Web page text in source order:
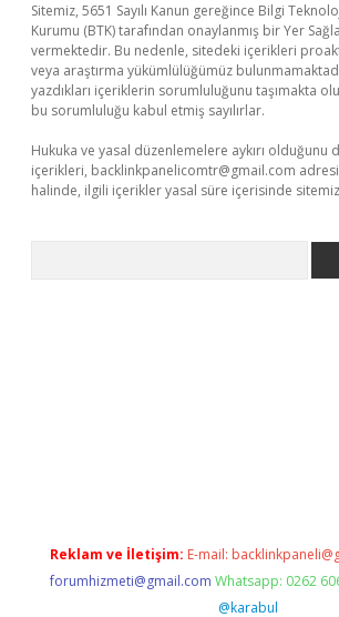
Sitemiz, 5651 Sayılı Kanun gereğince Bilgi
Kurumu (BTK) tarafından onaylanmış bir Yer
vermektedir. Bu nedenle, sitedeki içerikleri
veya araştırma yükümlülüğümüz
yazdıkları içeriklerin sorumluluğunu taşımakta
bu sorumluluğu kabul etmiş sayılırlar.
Hukuka ve yasal düzenlemelere aykırı olduğunu
içerikleri, backlinkpanelicomtr@gmail.com
halinde, ilgili içerikler yasal süre içerisinde
Reklam ve İletişim: E-mail:
forumhizmeti@gmail.com Whatsapp: 0262
@karabul